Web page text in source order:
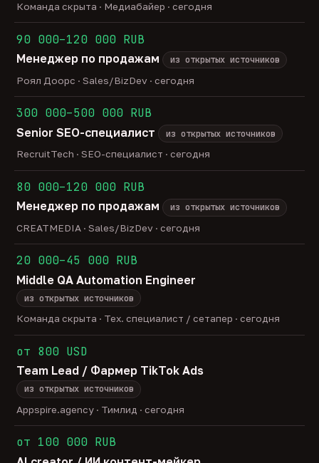
Команда скрыта · Медиабайер · сегодня
90 000–120 000 RUB
Менеджер по продажам
из открытых источников
Роял Доорс · Sales/BizDev · сегодня
300 000–500 000 RUB
Senior SEO-специалист
из открытых источников
RecruitTech · SEO-специалист · сегодня
80 000–120 000 RUB
Менеджер по продажам
из открытых источников
CREATMEDIA · Sales/BizDev · сегодня
20 000–45 000 RUB
Middle QA Automation Engineer
из открытых источников
Команда скрыта · Тех. специалист / сетапер · сегодня
от 800 USD
Team Lead / Фармер TikTok Ads
из открытых источников
Appspire.agency · Тимлид · сегодня
от 100 000 RUB